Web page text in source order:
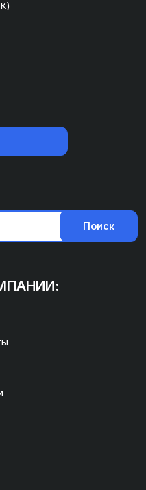
Поиск